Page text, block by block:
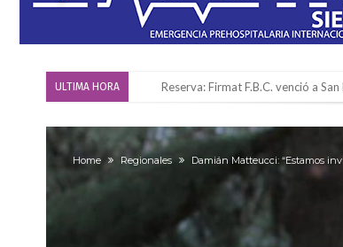
ULTIMA HORA Firmat también tomó posición
Firmat será sede del segundo
Vassalli: en potencial y con
Firmat: avanza la investigación
Villada: el viento provocó el
Home Regionales Damián Matteucci: “Estamos